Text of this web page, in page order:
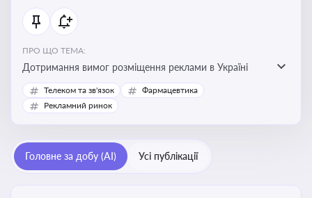
ПРО ЩО ТЕМА:
Дотримання вимог розміщення реклами в Україні
Телеком та зв'язок
Фармацевтика
Рекламний ринок
Головне за добу (AI) Усі публікації